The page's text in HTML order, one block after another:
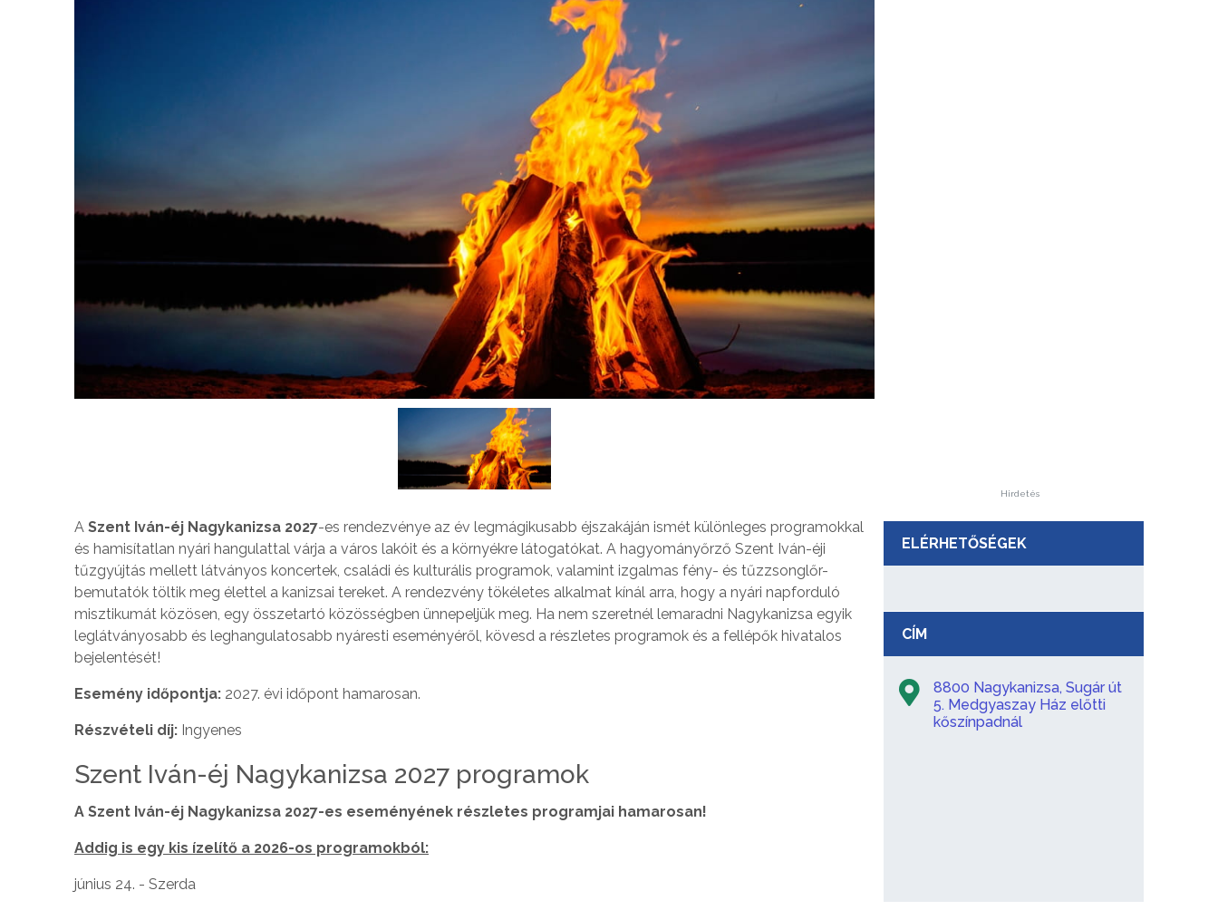
A Szent Iván-éj Nagykanizsa 2027-es rendezvénye az év legmágikusabb éjszakáján ismét különleges programokkal
és hamisítatlan nyári hangulattal várja a város lakóit és a környékre látogatókat. A hagyományőrző Szent Iván-éji
tűzgyújtás mellett látványos koncertek, családi és kulturális programok, valamint izgalmas fény- és tűzzsonglőr-
bemutatók töltik meg élettel a kanizsai tereket. A rendezvény tökéletes alkalmat kínál arra, hogy a nyári napforduló
misztikumát közösen, egy összetartó közösségben ünnepeljük meg. Ha nem szeretnél lemaradni Nagykanizsa egyik
leglátványosabb és leghangulatosabb nyáresti eseményéről, kövesd a részletes programok és a fellépők hivatalos
bejelentését!
Esemény időpontja: 2027. évi időpont hamarosan.
Részvételi díj: Ingyenes
Szent Iván-éj Nagykanizsa 2027 programok
A Szent Iván-éj Nagykanizsa 2027-es eseményének részletes programjai hamarosan!
Addig is egy kis ízelítő a 2026-os programokból:
június 24. - Szerda
Hirdetés
ELÉRHETŐSÉGEK
CÍM
8800 Nagykanizsa, Sugár út
5. Medgyaszay Ház előtti
kőszínpadnál